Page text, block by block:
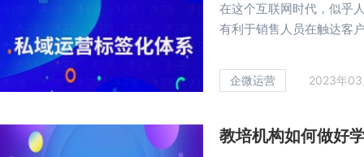
在这个互联网时代，似乎
有利于销售人员在触达客
企微运营 2023年
教培机构如何做好